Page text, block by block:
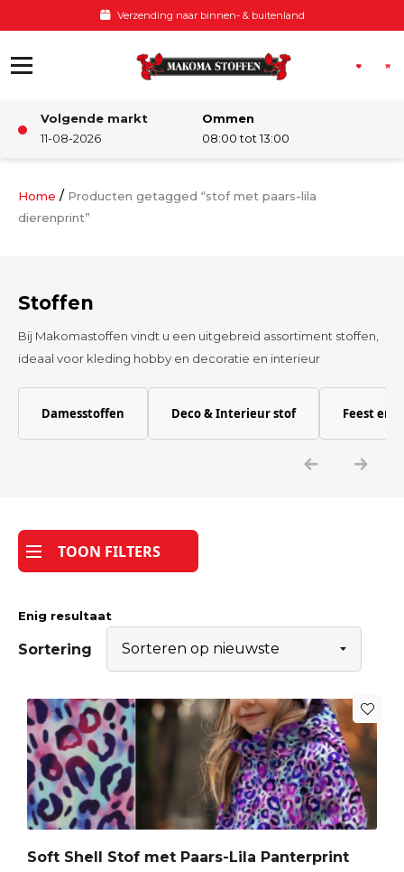
Verzending naar binnen- & buitenland
Volgende markt
11-08-2026
Ommen
08:00 tot 13:00
Damesstoffen
Kinderkamer
Katoen
Tijdpakker stof
Home / Producten getagged “stof met paars-lila
dierenprint”
Stoffen
Bij Makomastoffen vindt u een uitgebreid assortiment stoffen,
ideaal voor kleding hobby en decoratie en interieur
Damesstoffen Deco & Interieur stof Feest en
TOON FILTERS
Enig resultaat
Sortering
Soft Shell Stof met Paars-Lila Panterprint